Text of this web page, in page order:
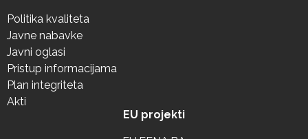
Politika kvaliteta
Javne nabavke
Javni oglasi
Pristup informacijama
Plan integriteta
Akti
EU projekti